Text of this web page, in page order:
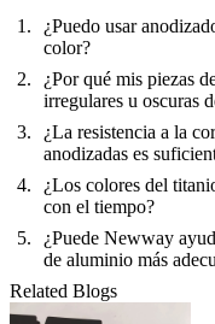
¿Puedo usar
color?
¿Por qué mis piezas
irregulares u oscuras
¿La resistencia a la
anodizadas es
¿Los colores del
con el tiempo?
¿Puede Newway
de aluminio más
Related Blogs